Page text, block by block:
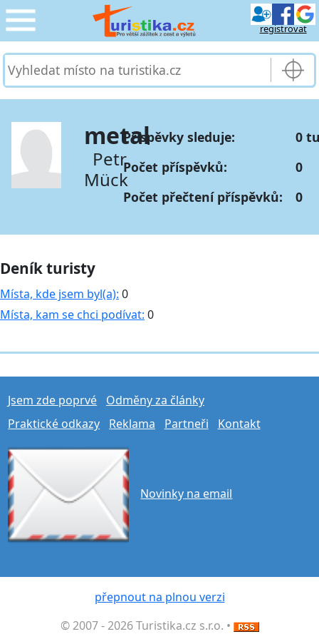
registrovat
CESTOVÁNÍ
SLUŽBY & DOPRAVA ›
PRO TURISTY ›
MOJE TURISTIKA ›
metal
Petr
Mück
Příspěvky sleduje:
0
Počet příspěvků:
0
Počet přečtení příspěvků:
0
Deník turisty
Místa, kde jsem byl(a): 0
Místa, kam se chci podívat: 0
Jsem zde poprvé
Odměny za články
Praktické odkazy
Reklama Partneři Kontakt
Novinky na email
přepnout na plnou verzi
© 2007 - 2026 Turistika.cz s.r.o. •